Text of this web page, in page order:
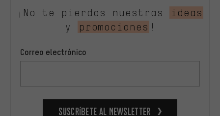
¡No te pierdas nuestras
ideas
y
promociones !
Correo electrónico
Suscríbete al newsletter